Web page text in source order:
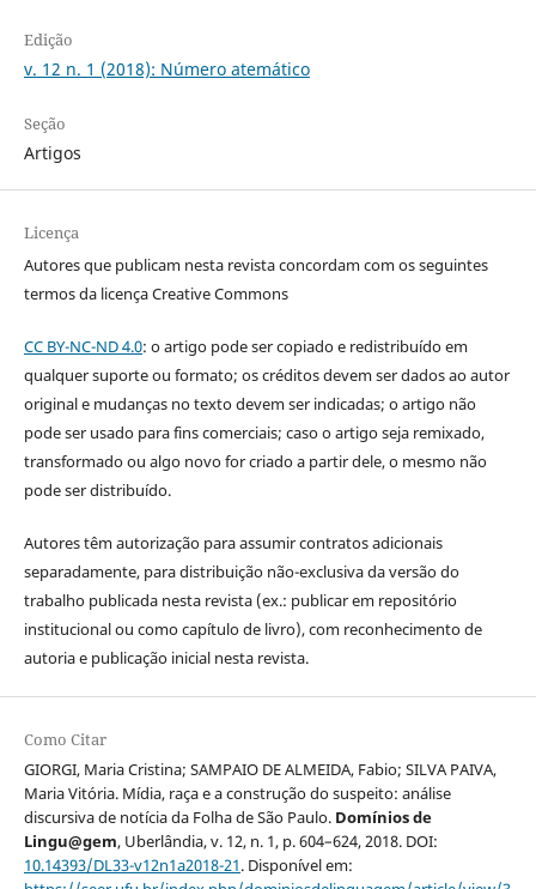
Edição
v. 12 n. 1 (2018): Número atemático
Seção
Artigos
Licença
Autores que publicam nesta revista concordam com os seguintes
termos da licença Creative Commons
CC BY-NC-ND 4.0: o artigo pode ser copiado e redistribuído em
qualquer suporte ou formato; os créditos devem ser dados ao autor
original e mudanças no texto devem ser indicadas; o artigo não
pode ser usado para fins comerciais; caso o artigo seja remixado,
transformado ou algo novo for criado a partir dele, o mesmo não
pode ser distribuído.
Autores têm autorização para assumir contratos adicionais
separadamente, para distribuição não-exclusiva da versão do
trabalho publicada nesta revista (ex.: publicar em repositório
institucional ou como capítulo de livro), com reconhecimento de
autoria e publicação inicial nesta revista.
Como Citar
GIORGI, Maria Cristina; SAMPAIO DE ALMEIDA, Fabio; SILVA PAIVA,
Maria Vitória. Mídia, raça e a construção do suspeito: análise
discursiva de notícia da Folha de São Paulo. Domínios de
Lingu@gem, Uberlândia, v. 12, n. 1, p. 604–624, 2018. DOI:
10.14393/DL33-v12n1a2018-21. Disponível em: